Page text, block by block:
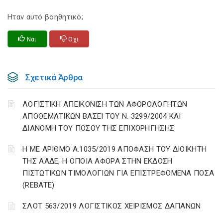
Ηταν αυτό βοηθητικό;
Ναι Οχι
Σχετικά Άρθρα
ΛΟΓΙΣΤΙΚΗ ΑΠΕΙΚΟΝΙΣΗ ΤΩΝ ΑΦΟΡΟΛΟΓΗΤΩΝ
ΑΠΟΘΕΜΑΤΙΚΩΝ ΒΑΣΕΙ ΤΟΥ N. 3299/2004 ΚΑΙ
ΔΙΑΝΟΜΗ ΤΟΥ ΠΟΣΟΥ ΤΗΣ ΕΠΙΧΟΡΗΓΗΣΗΣ
Η ΜΕ ΑΡΙΘΜΟ Α.1035/2019 ΑΠΟΦΑΣΗ ΤΟΥ ΔΙΟΙΚΗΤΗ
ΤΗΣ ΑΑΔΕ, Η ΟΠΟΙΑ ΑΦΟΡΑ ΣΤΗΝ ΕΚΔΟΣΗ
ΠΙΣΤΩΤΙΚΩΝ ΤΙΜΟΛΟΓΙΩΝ ΓΙΑ ΕΠΙΣΤΡΕΦΟΜΕΝΑ ΠΟΣΑ
(REBATE)
ΣΛΟΤ 563/2019 ΛΟΓΙΣΤΙΚΟΣ ΧΕΙΡΙΣΜΟΣ ΔΑΠΑΝΩΝ